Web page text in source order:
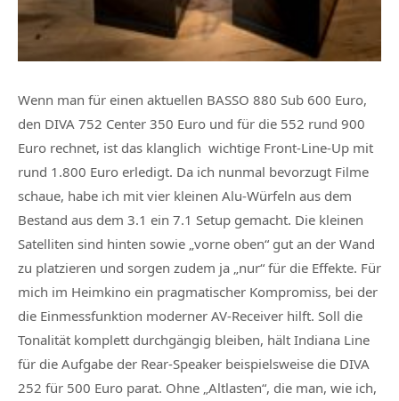
Wenn man für einen aktuellen BASSO 880 Sub 600 Euro,
den DIVA 752 Center 350 Euro und für die 552 rund 900
Euro rechnet, ist das klanglich wichtige Front-Line-Up mit
rund 1.800 Euro erledigt. Da ich nunmal bevorzugt Filme
schaue, habe ich mit vier kleinen Alu-Würfeln aus dem
Bestand aus dem 3.1 ein 7.1 Setup gemacht. Die kleinen
Satelliten sind hinten sowie „vorne oben“ gut an der Wand
zu platzieren und sorgen zudem ja „nur“ für die Effekte. Für
mich im Heimkino ein pragmatischer Kompromiss, bei der
die Einmessfunktion moderner AV-Receiver hilft. Soll die
Tonalität komplett durchgängig bleiben, hält Indiana Line
für die Aufgabe der Rear-Speaker beispielsweise die DIVA
252 für 500 Euro parat. Ohne „Altlasten“, die man, wie ich,